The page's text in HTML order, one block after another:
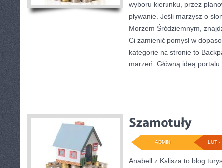
wyboru kierunku, przez
pływanie. Jeśli marzysz o
Morzem Śródziemnym,
Ci zamienić pomysł w
kategorie na stronie to
marzeń. Główną ideą portalu
LUT -
ADMIN
Anabell z Kalisza to blog